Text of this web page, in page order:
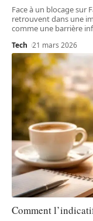
Face à un blocage sur
retrouvent dans une
comme une barrière
Tech 21 mars 2026
Comment